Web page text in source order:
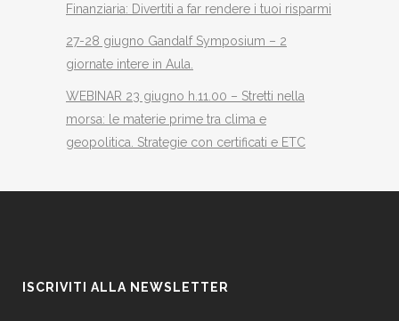
Finanziaria: Divertiti a far rendere i tuoi risparmi
27-28 giugno Gandalf Symposium – 2
giornate intere in Aula.
WEBINAR 23 giugno h.11.00 – Stretti nella
morsa: le materie prime tra clima e
geopolitica. Strategie con certificati e ETC
ISCRIVITI ALLA NEWSLETTER